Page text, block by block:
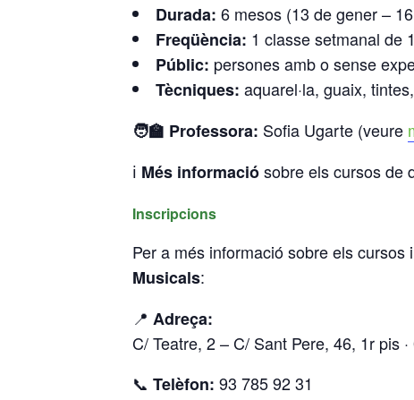
Durada: 6 mesos (13 de gener –
Freqüència: 1 classe setmanal de
Públic: persones amb o sense
Tècniques: aquarel·la, guaix,
🧑‍🏫 Professora: Sofia Ugarte (veure
ℹ️ Més informaciósobre els cursos de
Inscripcions
Per a més informació sobre els
Musicals:
📍 Adreça:
C/ Teatre, 2 – C/ Sant Pere, 46, 1r pis ·
📞 Telèfon: 93 785 92 31